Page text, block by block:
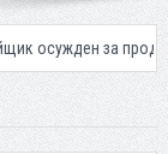
покупателям